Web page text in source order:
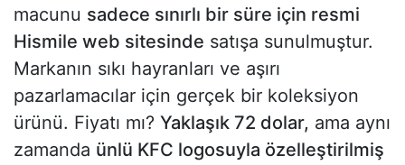
macunu sadece sınırlı bir süre için resmi
Hismile web sitesinde satışa sunulmuştur.
Markanın sıkı hayranları ve aşırı
pazarlamacılar için gerçek bir koleksiyon
ürünü. Fiyatı mı? Yaklaşık 72 dolar, ama aynı
zamanda ünlü KFC logosuyla özelleştirilmiş